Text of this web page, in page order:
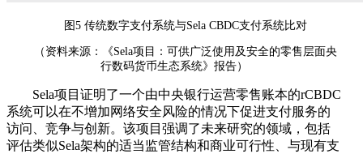
图5 传统数字支付系统与Sela CBDC支付系统比对
（资料来源：《Sela项目：可供广泛使用及安全的零售层面央
行数码货币生态系统》报告）
Sela项目证明了一个由中央银行运营零售账本的rCBDC
系统可以在不增加网络安全风险的情况下促进支付服务的
访问、竞争与创新。该项目强调了未来研究的领域，包括
评估类似Sela架构的适当监管结构和商业可行性、与现有支